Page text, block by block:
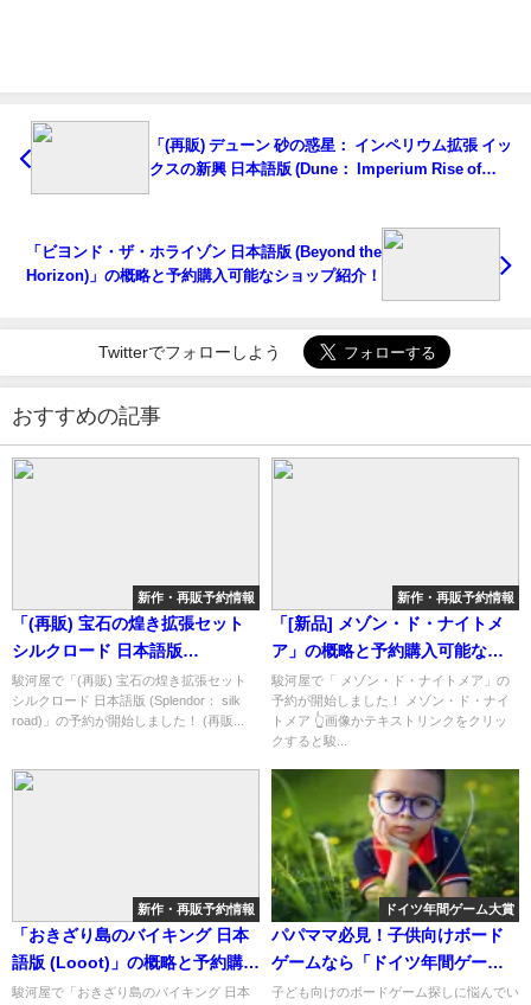
「(再販) デューン 砂の惑星： インペリウム拡張 イッ
クスの新興 日本語版 (Dune： Imperium Rise of
「ビヨンド・ザ・ホライゾン 日本語版 (Beyond the
Horizon)」の概略と予約購入可能なショップ紹介！
Twitterでフォローしよう
おすすめの記事
新作・再販予約情報
「(再販) 宝石の煌き拡張セット
シルクロード 日本語版
(Splendor： silk road)」の概略
と予約購入可能なショップ紹
介！
駿河屋で「(再販) 宝石の煌き拡張セット
シルクロード 日本語版 (Splendor： silk
road)」の予約が開始しました！ (再販...
新作・再販予約情報
「[新品] メゾン・ド・ナイトメ
ア」の概略と予約購入可能なシ
ョップ紹介！
駿河屋で「 メゾン・ド・ナイトメア」の
予約が開始しました！ メゾン・ド・ナイ
トメア 👆画像かテキストリンクをクリッ
クすると駿...
新作・再販予約情報
「おきざり島のバイキング 日本
語版 (Looot)」の概略と予約購入
可能なショップ紹介！
駿河屋で「おきざり島のバイキング 日本
ドイツ年間ゲーム大賞
パパママ必見！子供向けボード
ゲームなら「ドイツ年間ゲーム
大賞 キッズ部門」がオススメ
子ども向けのボードゲーム探しに悩んでい